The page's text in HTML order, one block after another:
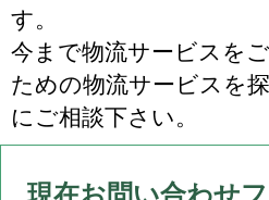
す。
今まで物流サービスを
ための物流サービスを
にご相談下さい。
現在お問い合わせ